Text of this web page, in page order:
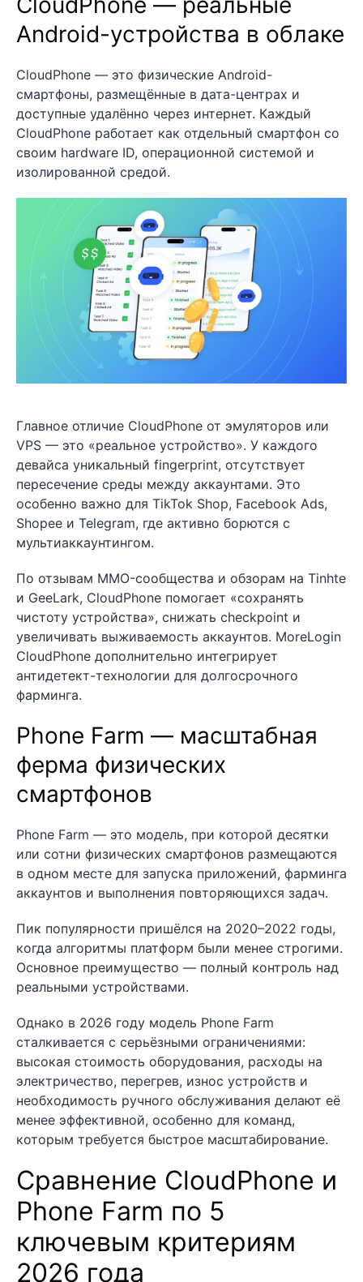
Android-устройства в облаке
CloudPhone — это физические Android-
смартфоны, размещённые в дата-центрах и
доступные удалённо через интернет. Каждый
CloudPhone работает как отдельный смартфон со
своим hardware ID, операционной системой и
изолированной средой.
Главное отличие CloudPhone от эмуляторов или
VPS — это «реальное устройство». У каждого
девайса уникальный fingerprint, отсутствует
пересечение среды между аккаунтами. Это
особенно важно для TikTok Shop, Facebook Ads,
Shopee и Telegram, где активно борются с
мультиаккаунтингом.
По отзывам MMO-сообщества и обзорам на Tinhte
и GeeLark, CloudPhone помогает «сохранять
чистоту устройства», снижать checkpoint и
увеличивать выживаемость аккаунтов. MoreLogin
CloudPhone дополнительно интегрирует
антидетект-технологии для долгосрочного
фарминга.
Phone Farm — масштабная
ферма физических
смартфонов
Phone Farm — это модель, при которой десятки
или сотни физических смартфонов размещаются
в одном месте для запуска приложений, фарминга
аккаунтов и выполнения повторяющихся задач.
Пик популярности пришёлся на 2020–2022 годы,
когда алгоритмы платформ были менее строгими.
Основное преимущество — полный контроль над
реальными устройствами.
Однако в 2026 году модель Phone Farm
сталкивается с серьёзными ограничениями:
высокая стоимость оборудования, расходы на
электричество, перегрев, износ устройств и
необходимость ручного обслуживания делают её
менее эффективной, особенно для команд,
которым требуется быстрое масштабирование.
Сравнение CloudPhone и
Phone Farm по 5
ключевым критериям
2026 года